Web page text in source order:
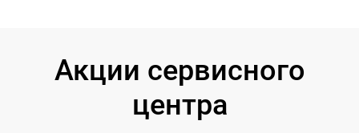
Акции сервисного
центра